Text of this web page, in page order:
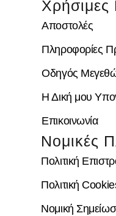
Χρήσιμες
Αποστολές
Πληροφορίες
Οδηγός
Η Δική μου
Επικοινωνία
Νομικές
Πολιτική
Πολιτική
Νομική